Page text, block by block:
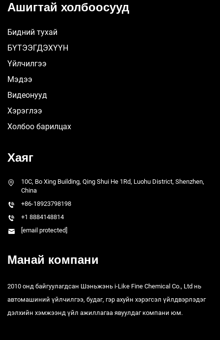
Ашигтай холбоосууд
Бидний тухай
БҮТЭЭГДЭХҮҮН
Үйлчилгээ
Мэдээ
Видеонууд
Хэрэглээ
Холбоо барилцах
Хаяг
10C, Bo Xing Building, Qing Shui He 1Rd, Luohu District, Shenzhen,
China
+86-18923798198
+1 8884148814
[email protected]
Манай компани
2010 онд байгуулагдсан Шэньжэнь i-Like Fine Chemical Co., Ltd нь
автомашиний үйлчилгээ, будаг, гэр ахуйн хэрэгсэл үйлдвэрлэдэг
дэлхийн хэмжээнд үйл ажиллагаа явуулдаг компани юм.